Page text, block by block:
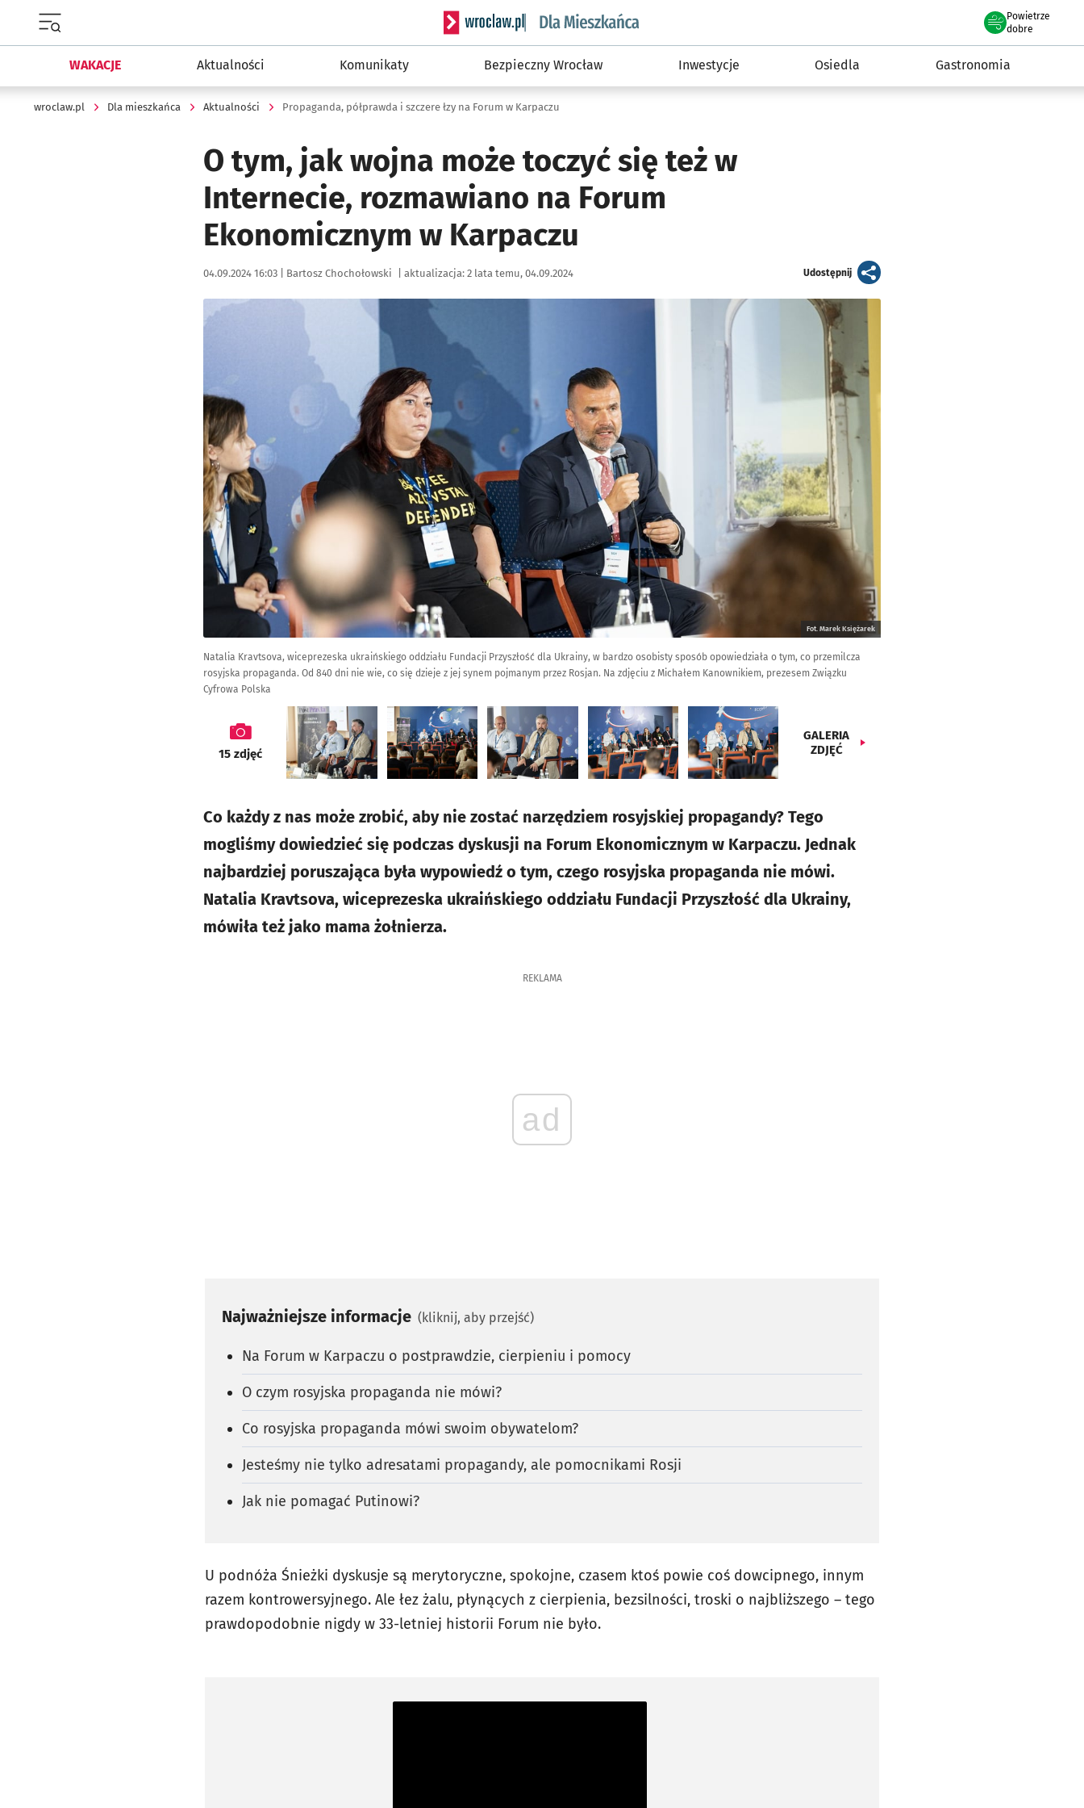
Serwis informacyjny wroclaw.pl podserwis: Dla mieszkańca
Powietrze
we Wrocławiu
dobre
WAKACJE Aktualności Komunikaty Bezpieczny Wrocław Inwestycje Osiedla Gastronomia
wroclaw.pl Dla mieszkańca Aktualności Propaganda, półprawda i szczere łzy na Forum w Karpaczu
O tym, jak wojna może toczyć się też w
Internecie, rozmawiano na Forum
Ekonomicznym w Karpaczu
Data publikacji:
04.09.2024 16:03 | Autor:
Bartosz Chochołowski aktualizacja: 2 lata temu, 04.09.2024 Udostępnijartykuł
Kliknij, aby zobaczyć galerię
Fot. Marek Księżarek
Natalia Kravtsova, wiceprezeska ukraińskiego oddziału Fundacji Przyszłość dla Ukrainy, w bardzo osobisty sposób opowiedziała o tym, co przemilcza
rosyjska propaganda. Od 840 dni nie wie, co się dzieje z jej synem pojmanym przez Rosjan. Na zdjęciu z Michałem Kanownikiem, prezesem Związku
Cyfrowa Polska
galeria
15zdjęć
GALERIA
ZDJĘĆ
Co każdy z nas może zrobić, aby nie zostać narzędziem rosyjskiej propagandy? Tego
mogliśmy dowiedzieć się podczas dyskusji na Forum Ekonomicznym w Karpaczu. Jednak
najbardziej poruszająca była wypowiedź o tym, czego rosyjska propaganda nie mówi.
Natalia Kravtsova, wiceprezeska ukraińskiego oddziału Fundacji Przyszłość dla Ukrainy,
mówiła też jako mama żołnierza.
REKLAMA
ad
Najważniejsze informacje (kliknij, aby przejść)
Na Forum w Karpaczu o postprawdzie, cierpieniu i pomocy
O czym rosyjska propaganda nie mówi?
Co rosyjska propaganda mówi swoim obywatelom?
Jesteśmy nie tylko adresatami propagandy, ale pomocnikami Rosji
Jak nie pomagać Putinowi?
U podnóża Śnieżki dyskusje są merytoryczne, spokojne, czasem ktoś powie coś dowcipnego, innym
razem kontrowersyjnego. Ale łez żalu, płynących z cierpienia, bezsilności, troski o najbliższego – tego
prawdopodobnie nigdy w 33-letniej historii Forum nie było.